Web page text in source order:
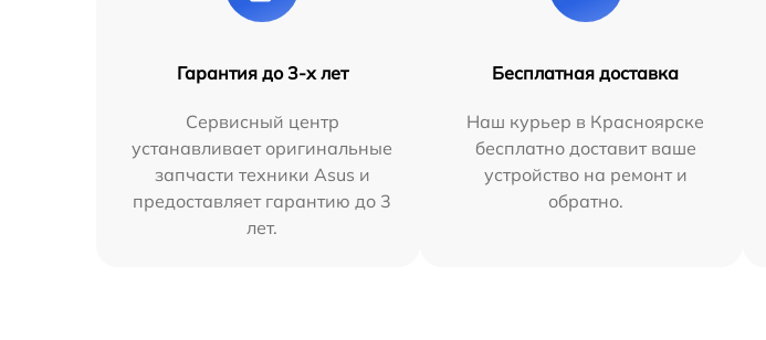
Гарантия до 3-х лет
Сервисный центр
устанавливает оригинальные
запчасти техники Asus и
предоставляет гарантию до 3
лет.
Бесплатная доставка
Наш курьер в Красноярске
бесплатно доставит ваше
устройство на ремонт и
обратно.